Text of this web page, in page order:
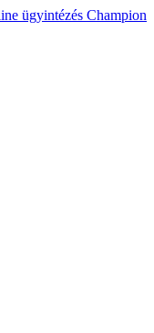
ügyintézés Champion